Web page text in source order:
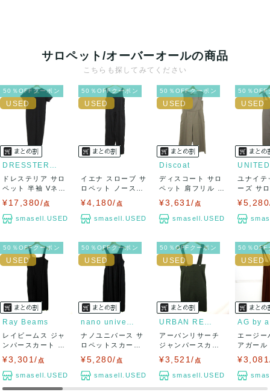
サロペット/オーバーオールの商品
こちらも探してみてください
50％OFFクーポン
DRESSTERIOR
ドレステリア サロ
ペット 半袖 Vネッ
¥17,380/点
smasell.USED
50％OFFクーポン
イエナ スローブ サ
ロペット ノースリ
¥4,180/ 点
smasell.USED
50％OFFクーポン
Discoat
ディスコート サロ
ペット 肩フリル ア
¥3,631/ 点
smasell.USED
50％OFF
ユナイテ
ーズ サ
50％OFFクーポン
Ray Beams
レイビームス ジャ
ンパースカート サ
¥3,301/ 点
smasell.USED
50％OFFクーポン
nano universe
ナノユニバース サ
ロペットスカート
¥5,280/ 点
smasell.USED
50％OFFクーポン
URBAN RESEARCH
アーバンリサーチ
ジャンパースカー
¥3,521/ 点
smasell.USED
50％OFF
エージー
アガール